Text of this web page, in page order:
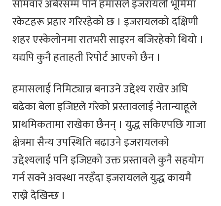
सोमवार अबेरसम्म पनि हमासले इजरायली भूमिमा
रकेटहरू प्रहार गरिरहेको छ । इजरायलको दक्षिणी
शहर एस्केलोनमा रातभरी साइरन बजिरहेको थियो ।
यद्यपि कुनै हताहती रिपोर्ट आएको छैन ।
हमासलाई निमिट्यान्न बनाउने उद्देश्य राखेर अघि
बढेका बेला इजिप्टले गरेको प्रस्तावलाई नेतान्याहूले
प्राथमिकतामा राखेका छैनन् । युद्ध सकिएपछि गाजा
क्षेत्रमा सैन्य उपस्थिति बढाउने इजरायलको
उद्देश्यलाई पनि इजिप्टको उक्त प्रस्तावले कुनै सहयोग
गर्न सक्ने अवस्था नरहँदा इजरायलले युद्ध कायमै
राख्ने देखिन्छ ।